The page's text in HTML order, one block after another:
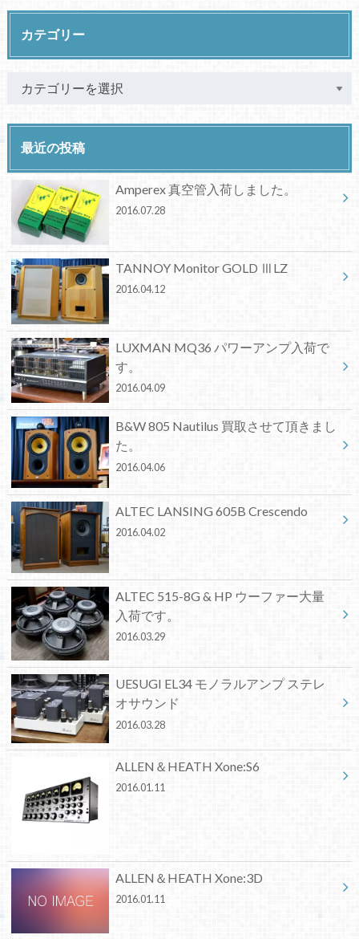
カテゴリー
最近の投稿
Amperex 真空管入荷しました。
2016.07.28
TANNOY Monitor GOLD ⅢLZ
2016.04.12
LUXMAN MQ36 パワーアンプ入荷で
す。
2016.04.09
B&W 805 Nautilus 買取させて頂きまし
た。
2016.04.06
ALTEC LANSING 605B Crescendo
2016.04.02
ALTEC 515-8G & HP ウーファー大量
入荷です。
2016.03.29
UESUGI EL34 モノラルアンプ ステレ
オサウンド
2016.03.28
ALLEN＆HEATH Xone:S6
2016.01.11
ALLEN＆HEATH Xone:3D
2016.01.11